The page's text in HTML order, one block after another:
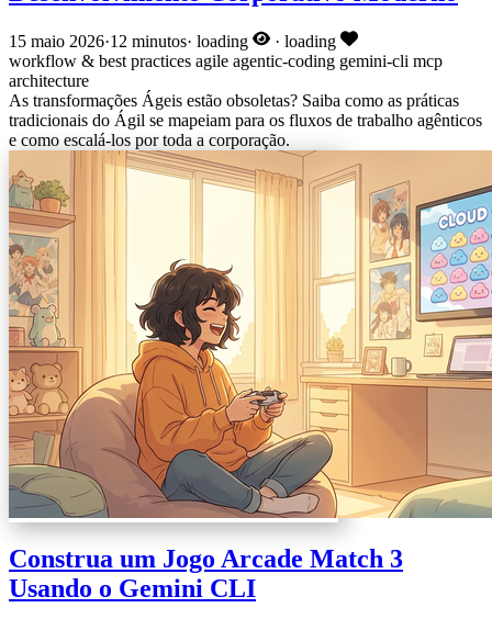
15 maio 2026·12 minutos· loading · loading
workflow & best practices agile agentic-coding gemini-cli mcp
architecture
As transformações Ágeis estão obsoletas? Saiba como as práticas
tradicionais do Ágil se mapeiam para os fluxos de trabalho agênticos
e como escalá-los por toda a corporação.
Construa um Jogo Arcade Match 3
Usando o Gemini CLI